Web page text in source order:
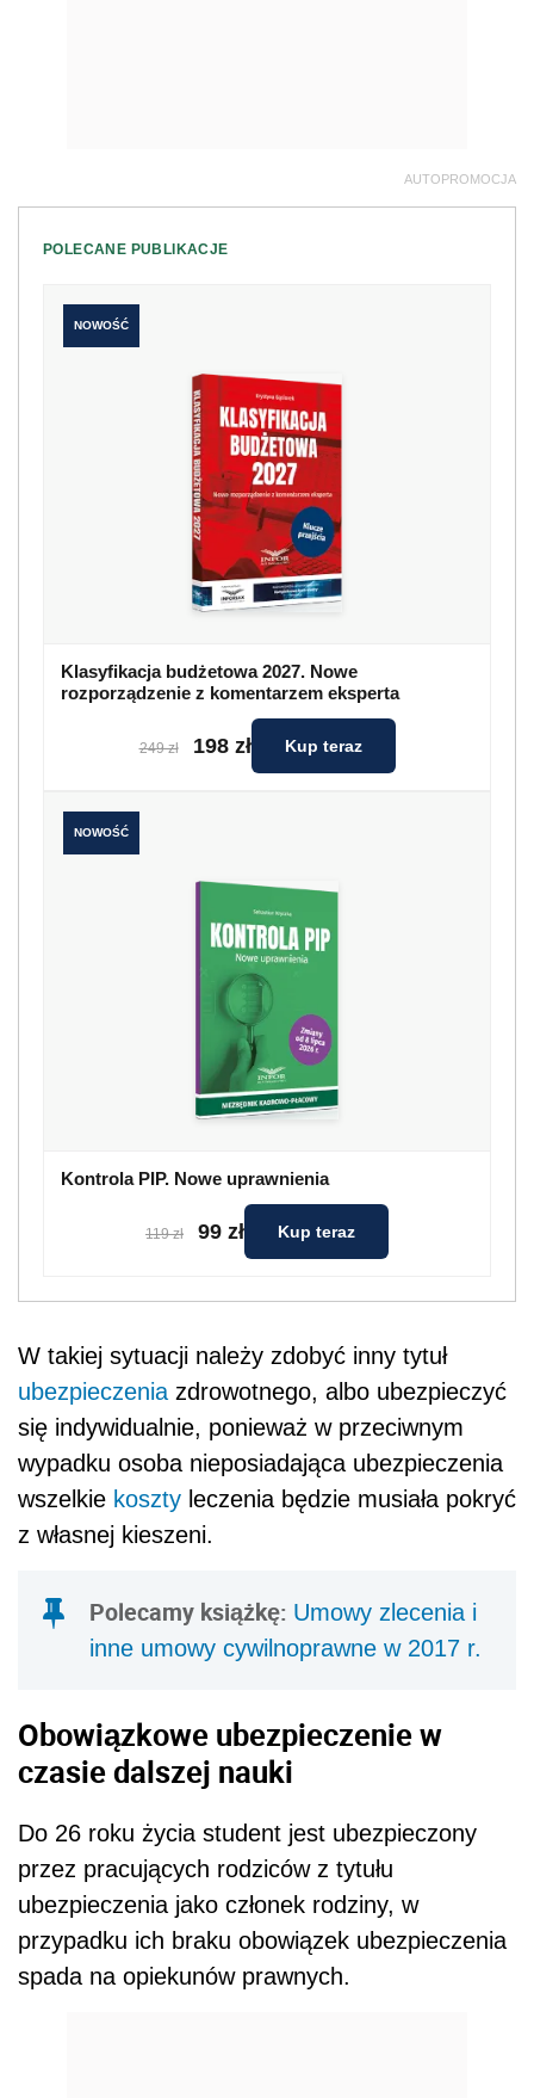
AUTOPROMOCJA
POLECANE PUBLIKACJE
NOWOŚĆ
Klasyfikacja budżetowa 2027. Nowe
rozporządzenie z komentarzem eksperta
249 zł 198 zł Kup teraz
NOWOŚĆ
Kontrola PIP. Nowe uprawnienia
119 zł 99 zł Kup teraz
W takiej sytuacji należy zdobyć inny tytuł
ubezpieczenia zdrowotnego, albo ubezpieczyć
się indywidualnie, ponieważ w przeciwnym
wypadku osoba nieposiadająca ubezpieczenia
wszelkie koszty leczenia będzie musiała pokryć
z własnej kieszeni.
Polecamy książkę: Umowy zlecenia i
inne umowy cywilnoprawne w 2017 r.
Obowiązkowe ubezpieczenie w
czasie dalszej nauki
Do 26 roku życia student jest ubezpieczony
przez pracujących rodziców z tytułu
ubezpieczenia jako członek rodziny, w
przypadku ich braku obowiązek ubezpieczenia
spada na opiekunów prawnych.